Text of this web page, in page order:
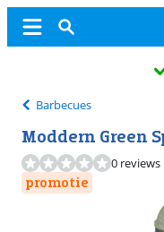
Barbecues
Moddern Green
0 reviews
promotie